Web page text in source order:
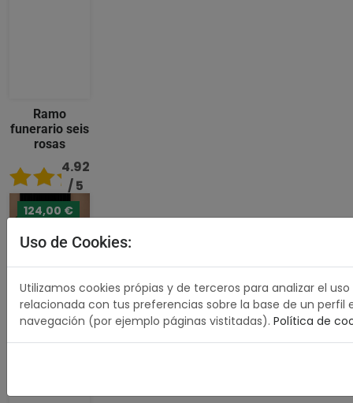
Ramo
funerario seis
rosas
4.92
/ 5
80,00 €
Comprar
124,00 €
Uso de Cookies:
Utilizamos cookies própias y de terceros para analizar el
relacionada con tus preferencias sobre la base de un perfil
navegación (por ejemplo páginas vistitadas). Política de